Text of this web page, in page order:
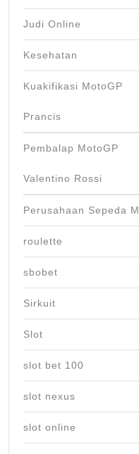
Judi Online
Kesehatan
Kuakifikasi MotoGP
Prancis
Pembalap MotoGP
Valentino Rossi
Perusahaan Sepeda
roulette
sbobet
Sirkuit
Slot
slot bet 100
slot nexus
slot online